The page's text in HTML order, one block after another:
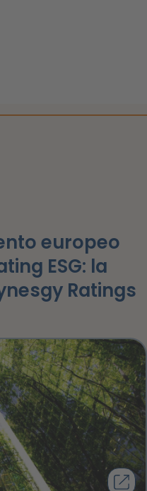
europeo
ESG: la
Ratings